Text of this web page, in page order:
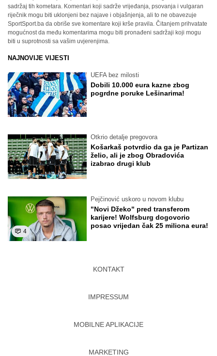
sadržaj tih kometara. Komentari koji sadrže vrijeđanja, psovanja i vulgaran
riječnik mogu biti uklonjeni bez najave i objašnjenja, ali to ne obavezuje
SportSport.ba da obriše sve komentare koji krše pravila. Čitanjem prihvatate
mogućnost da među komentarima mogu biti pronađeni sadržaji koji mogu
biti u suprotnosti sa vašim uvjerenjima.
NAJNOVIJE VIJESTI
UEFA bez milosti
Dobili 10.000 eura kazne zbog
pogrdne poruke Lešinarima!
Otkrio detalje pregovora
Košarkaš potvrdio da ga je Partizan
želio, ali je zbog Obradovića
izabrao drugi klub
4
Pejčinović uskoro u novom klubu
"Novi Džeko" pred transferom
karijere! Wolfsburg dogovorio
posao vrijedan čak 25 miliona eura!
KONTAKT
IMPRESSUM
MOBILNE APLIKACIJE
MARKETING